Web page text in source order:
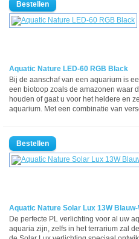
Aquatic Nature LED-60 RGB Black
Bij de aanschaf van een aquarium is
een biotoop zoals de amazonen waar
houden of gaat u voor het heldere en
aquarium. Met een combinatie van
Aquatic Nature Solar Lux 13W Blauw-
De perfecte PL verlichting voor al uw
aquaria zijn, zelfs in het terrarium zal